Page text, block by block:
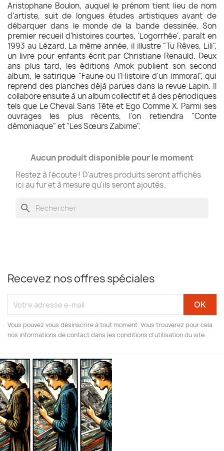
Aristophane Boulon, auquel le prénom tient lieu de nom
d'artiste, suit de longues études artistiques avant de
débarquer dans le monde de la bande dessinée. Son
premier recueil d'histoires courtes, 'Logorrhée', paraît en
1993 au Lézard. La même année, il illustre "Tu Rêves, Lili",
un livre pour enfants écrit par Christiane Renauld. Deux
ans plus tard, les éditions Amok publient son second
album, le satirique "Faune ou l'Histoire d'un immoral", qui
reprend des planches déjà parues dans la revue Lapin. Il
collabore ensuite à un album collectif et à des périodiques
tels que Le Cheval Sans Tête et Ego Comme X. Parmi ses
ouvrages les plus récents, l'on retiendra "Conte
démoniaque" et "Les Sœurs Zabime".
Aucun produit disponible pour le moment
Restez à l'écoute ! D'autres produits seront affichés
ici au fur et à mesure qu'ils seront ajoutés.
search
Recevez nos offres spéciales
Vous pouvez vous désinscrire à tout moment. Vous trouverez pour cela
nos informations de contact dans les conditions d'utilisation du site.